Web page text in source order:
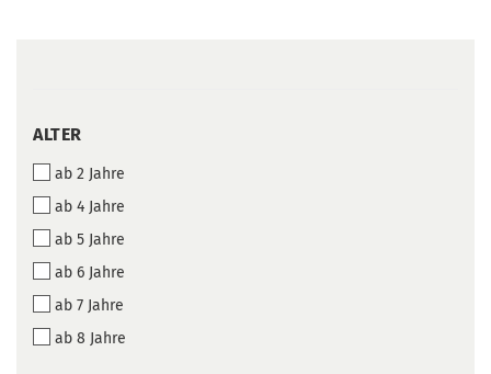
ALTER
ALTER
ab 2 Jahre
ab 4 Jahre
ab 5 Jahre
ab 6 Jahre
ab 7 Jahre
ab 8 Jahre